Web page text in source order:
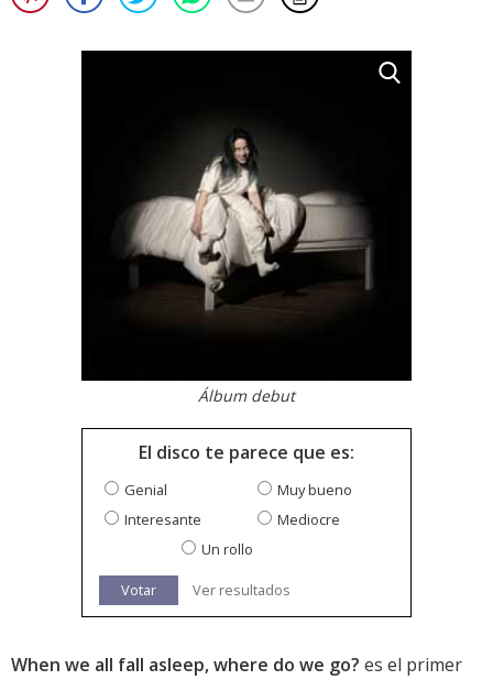
Álbum debut
El disco te parece que es:
Genial
Muy bueno
Interesante
Mediocre
Un rollo
Votar Ver resultados
When we all fall asleep, where do we go? es el primer